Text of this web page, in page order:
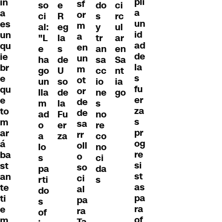
a
es
un
qu
ie
br
e
qu
e
to
m
ar
á
ba
st
an
te
ti
e
so
ci
al:
"L
e
ha
go
un
lla
m
ad
o
a
lo
s
pa
rti
do
s
of
e
R
eg
la
s
de
U
so
de
la
Fu
er
za
sf
or
m
a
en
un
m
ot
or
de
de
sa
rr
oll
o
so
ci
al
pa
ra
do
s
y
tr
an
sa
cc
io
ne
s
no
re
co
no
ci
da
s
ci
rc
ul
ar
en
Sa
nt
ia
go
a
un
id
ad
de
la
s
fu
er
za
s
pr
og
re
si
st
as
pa
ra